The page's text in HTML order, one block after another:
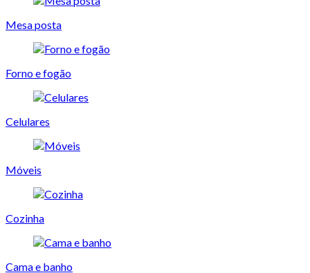
Mesa posta
Forno e fogão
Celulares
Móveis
Cozinha
Cama e banho